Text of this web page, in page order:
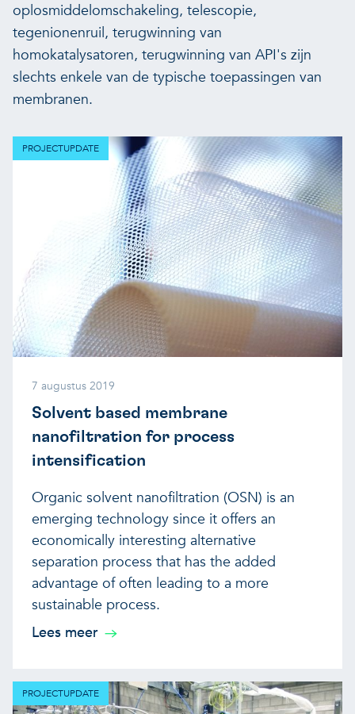
oplosmiddelomschakeling, telescopie,
tegenionenruil, terugwinning van
homokatalysatoren, terugwinning van API's zijn
slechts enkele van de typische toepassingen van
membranen.
PROJECTUPDATE
7 augustus 2019
Solvent based membrane
nanofiltration for process
intensification
Organic solvent nanofiltration (OSN) is an
emerging technology since it offers an
economically interesting alternative
separation process that has the added
advantage of often leading to a more
sustainable process.
Lees meer
PROJECTUPDATE